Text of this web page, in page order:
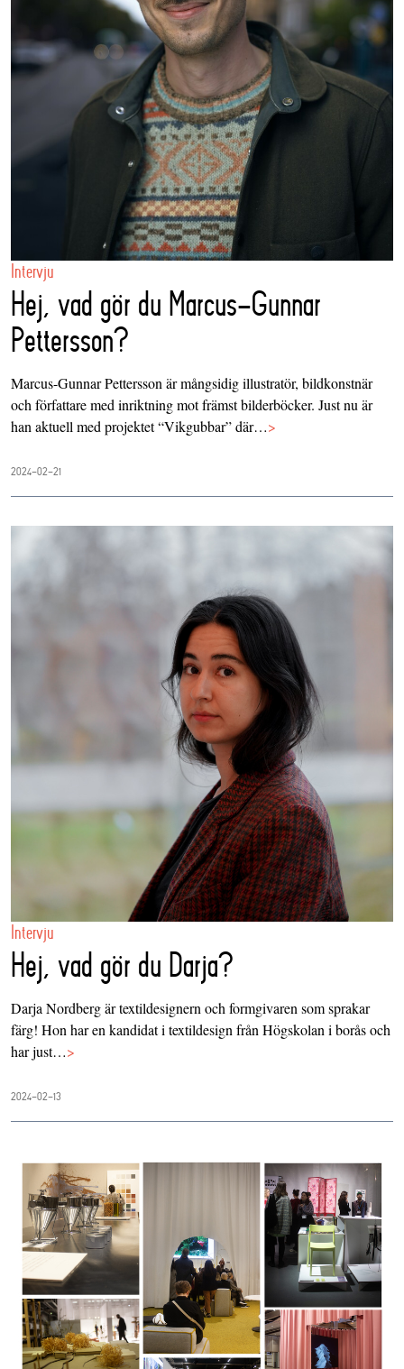
Intervju
Hej, vad gör du Marcus-Gunnar
Pettersson?
Marcus-Gunnar Pettersson är mångsidig illustratör, bildkonstnär
och författare med inriktning mot främst bilderböcker. Just nu är
han aktuell med projektet “Vikgubbar” där…>
2024-02-21
Intervju
Hej, vad gör du Darja?
Darja Nordberg är textildesignern och formgivaren som sprakar
färg! Hon har en kandidat i textildesign från Högskolan i borås och
har just…>
2024-02-13